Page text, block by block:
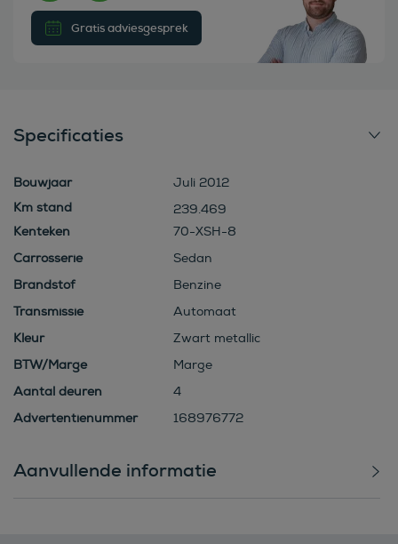
Gratis adviesgesprek
Specificaties
Bouwjaar
Juli 2012
239.469
Kenteken
70-XSH-8
Carrosserie
Sedan
Brandstof
Benzine
Transmissie
Automaat
Kleur
Zwart metallic
BTW/Marge
Marge
Aantal deuren
4
Advertentienummer
168976772
Aanvullende informatie